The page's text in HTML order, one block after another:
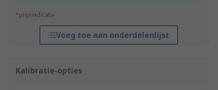
*prijsindicatie
Voeg toe aan onderdelenlijst
Kalibratie-opties